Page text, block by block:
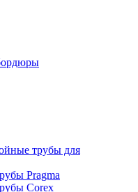
трубы для
Pragma
Corex